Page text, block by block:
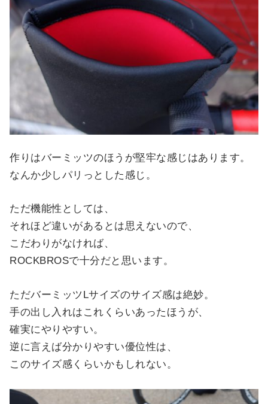
作りはバーミッツのほうが堅牢な感じはあります。
なんか少しパリっとした感じ。
ただ機能性としては、
それほど違いがあるとは思えないので、
こだわりがなければ、
ROCKBROSで十分だと思います。
ただバーミッツLサイズのサイズ感は絶妙。
手の出し入れはこれくらいあったほうが、
確実にやりやすい。
逆に言えば分かりやすい優位性は、
このサイズ感くらいかもしれない。